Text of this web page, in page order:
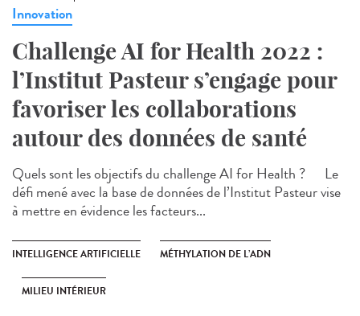
Innovation
Challenge AI for Health 2022 :
l’Institut Pasteur s’engage pour
favoriser les collaborations
autour des données de santé
Quels sont les objectifs du challenge AI for Health ? Le
défi mené avec la base de données de l’Institut Pasteur vise
à mettre en évidence les facteurs...
INTELLIGENCE ARTIFICIELLE MÉTHYLATION DE L’ADN
MILIEU INTÉRIEUR